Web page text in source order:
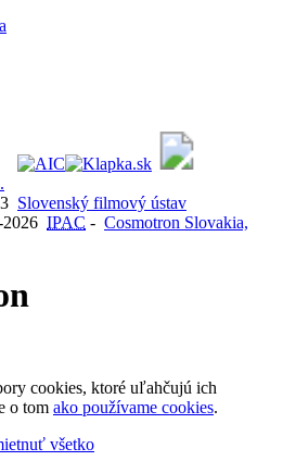
Slovenský filmový ústav
IPAC - Cosmotron Slovakia,
cookies, ktoré uľahčujú ich
o tom ako používame cookies.
všetko